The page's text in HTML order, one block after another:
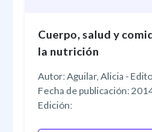
Cuerpo, salud y
la nutrición
Autor: Aguilar, Alicia -
Fecha de publicación:
Edición: